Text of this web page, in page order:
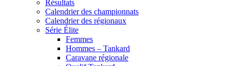
Résultats
Calendrier des championnats
Calendrier des régionaux
Série Élite
Femmes
Hommes – Tankard
Caravane régionale